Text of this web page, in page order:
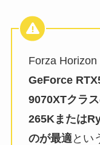
Forza Horizon
GeForce
9070XTクラ
265Kまたは
のが最適 とい